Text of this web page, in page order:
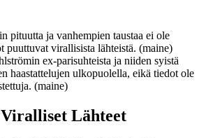
pituutta ja vanhempien taustaa ei ole
puuttuvat virallisista lähteistä. (maine)
ex-parisuhteista ja niiden syistä
haastattelujen ulkopuolella, eikä tiedot ole
(maine)
Lähteet